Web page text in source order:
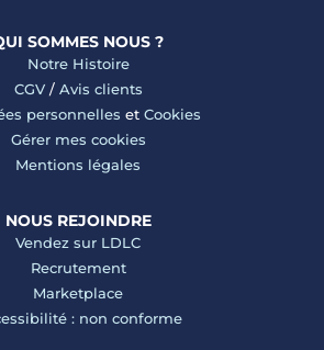
SOMMES NOUS ?
Notre Histoire
CGV/ Avis clients
personnelles et Cookies
Gérer mes cookies
Mentions légales
NOUS REJOINDRE
Vendez sur LDLC
Recrutement
Marketplace
: non conforme